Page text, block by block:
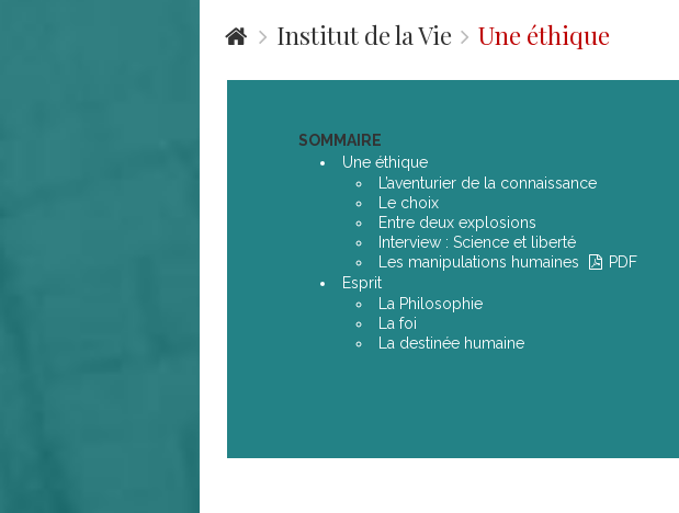
Institut de la Vie Une éthique
SOMMAIRE
Une éthique
L’aventurier de la connaissance
Le choix
Entre deux explosions
Interview : Science et liberté
Les manipulations humaines
PDF
Esprit
La Philosophie
La foi
La destinée humaine